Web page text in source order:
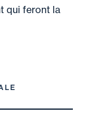
qui feront la